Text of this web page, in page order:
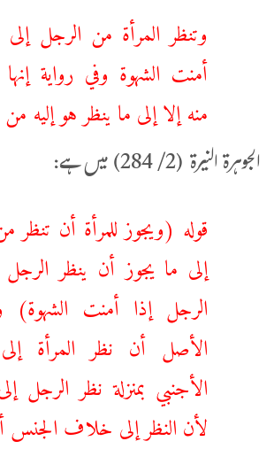
وتنظر ‌المرأة ‌من ‌الرجل
أمنت الشهوة وفي رواية
منه إلا إلى ما ينظر هو إليه
الجوہرۃ النیرۃ (2/ 284) میں ہے:
قوله (‌ويجوز ‌للمرأة ‌أن ‌تنظر
إلى ما يجوز أن ينظر
الرجل إذا أمنت الشهوة)
الأصل أن نظر المرأة
الأجنبي بمنزلة نظر الرجل
لأن النظر إلى خلاف